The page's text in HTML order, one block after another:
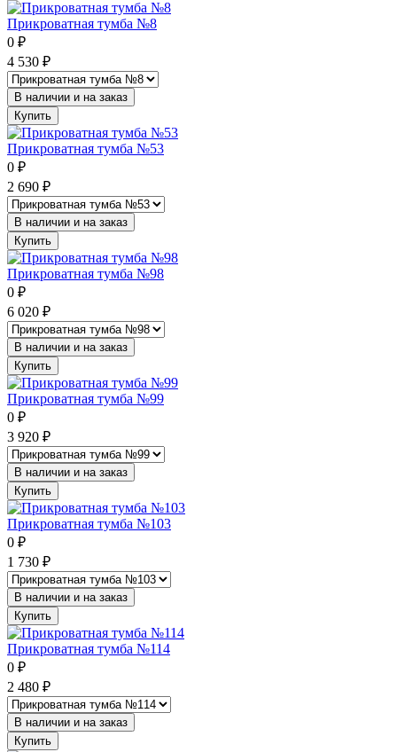
Прикроватная тумба №8
0 ₽
4 530 ₽
В наличии и на заказ
Купить
Прикроватная тумба №53
0 ₽
2 690 ₽
В наличии и на заказ
Купить
Прикроватная тумба №98
0 ₽
6 020 ₽
В наличии и на заказ
Купить
Прикроватная тумба №99
0 ₽
3 920 ₽
В наличии и на заказ
Купить
Прикроватная тумба №103
0 ₽
1 730 ₽
В наличии и на заказ
Купить
Прикроватная тумба №114
0 ₽
2 480 ₽
В наличии и на заказ
Купить